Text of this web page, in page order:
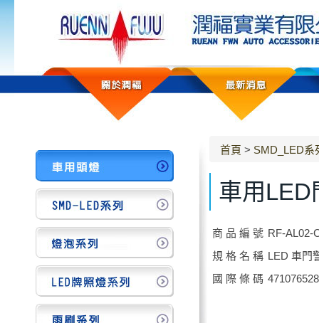
首頁 > SMD_LED系
車用LED
商 品 編 號 RF-AL02-
規 格 名 稱 LED 車門
國 際 條 碼